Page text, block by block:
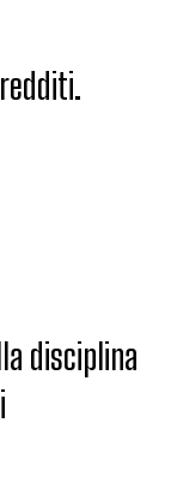
disciplina